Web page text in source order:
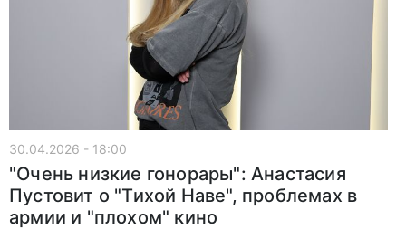
30.04.2026 - 18:00
"Очень низкие гонорары": Анастасия
Пустовит о "Тихой Наве", проблемах в
армии и "плохом" кино